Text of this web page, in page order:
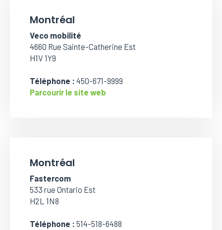
Montréal
Veco mobilité
4660 Rue Sainte-Catherine Est
H1V 1Y9
Téléphone : 450-671-9999
Parcourir le site web
Montréal
Fastercom
533 rue Ontario Est
H2L 1N8
Téléphone : 514-518-6488